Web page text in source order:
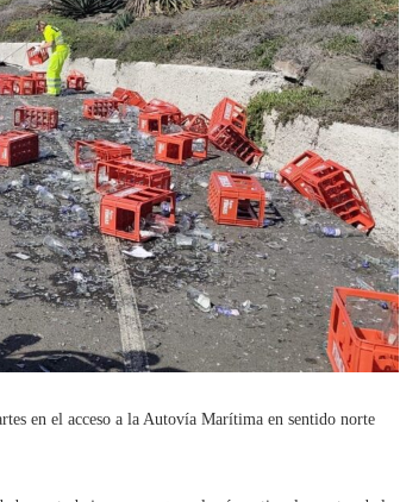
en el acceso a la Autovía Marítima en sentido norte